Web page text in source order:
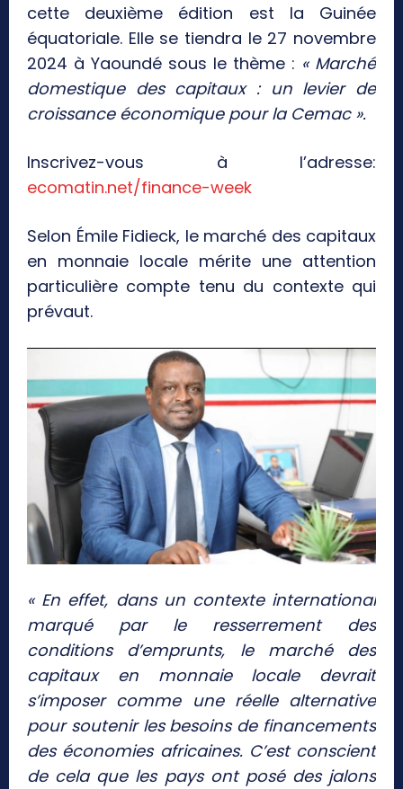
cette deuxième édition est la Guinée
équatoriale. Elle se tiendra le 27 novembre
2024 à Yaoundé sous le thème : « Marché
domestique des capitaux : un levier de
croissance économique pour la Cemac ».
Inscrivez-vous à l’adresse:
ecomatin.net/finance-week
Selon Émile Fidieck, le marché des capitaux
en monnaie locale mérite une attention
particulière compte tenu du contexte qui
prévaut.
« En effet, dans un contexte international
marqué par le resserrement des
conditions d’emprunts, le marché des
capitaux en monnaie locale devrait
s’imposer comme une réelle alternative
pour soutenir les besoins de financements
des économies africaines. C’est conscient
de cela que les pays ont posé des jalons